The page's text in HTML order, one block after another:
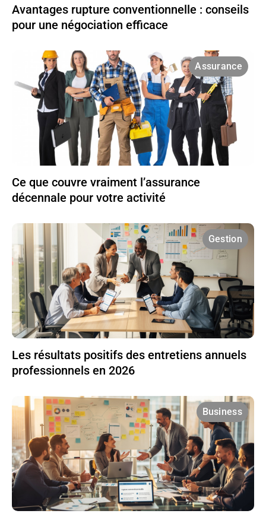
Avantages rupture conventionnelle : conseils
pour une négociation efficace
Assurance
Ce que couvre vraiment l’assurance
décennale pour votre activité
Gestion
Les résultats positifs des entretiens annuels
professionnels en 2026
Business